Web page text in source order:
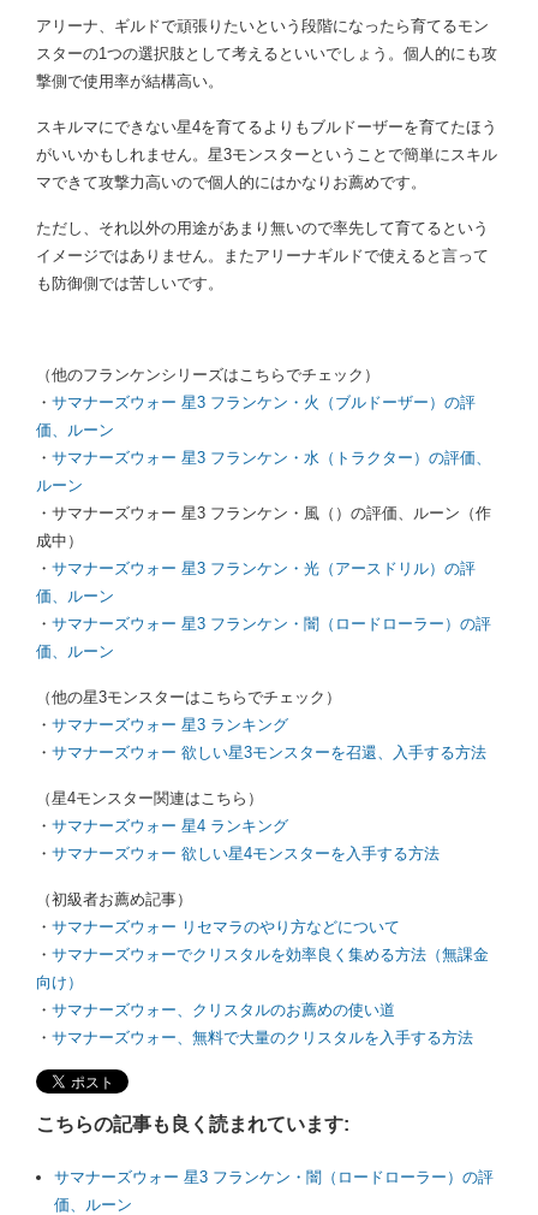
アリーナ、ギルドで頑張りたいという段階になったら育てるモン
スターの1つの選択肢として考えるといいでしょう。個人的にも攻
撃側で使用率が結構高い。
スキルマにできない星4を育てるよりもブルドーザーを育てたほう
がいいかもしれません。星3モンスターということで簡単にスキル
マできて攻撃力高いので個人的にはかなりお薦めです。
ただし、それ以外の用途があまり無いので率先して育てるという
イメージではありません。またアリーナギルドで使えると言って
も防御側では苦しいです。
（他のフランケンシリーズはこちらでチェック）
・ サマナーズウォー 星3 フランケン・火（ブルドーザー）の評
価、ルーン
・ サマナーズウォー 星3 フランケン・水（トラクター）の評価、
ルーン
・サマナーズウォー 星3 フランケン・風（）の評価、ルーン（作
成中）
・ サマナーズウォー 星3 フランケン・光（アースドリル）の評
価、ルーン
・ サマナーズウォー 星3 フランケン・闇（ロードローラー）の評
価、ルーン
（他の星3モンスターはこちらでチェック）
・ サマナーズウォー 星3 ランキング
・ サマナーズウォー 欲しい星3モンスターを召還、入手する方法
（星4モンスター関連はこちら）
・ サマナーズウォー 星4 ランキング
・ サマナーズウォー 欲しい星4モンスターを入手する方法
（初級者お薦め記事）
・ サマナーズウォー リセマラのやり方などについて
・ サマナーズウォーでクリスタルを効率良く集める方法（無課金
向け）
・ サマナーズウォー、クリスタルのお薦めの使い道
・ サマナーズウォー、無料で大量のクリスタルを入手する方法
こちらの記事も良く読まれています:
サマナーズウォー 星3 フランケン・闇（ロードローラー）の評
価、ルーン